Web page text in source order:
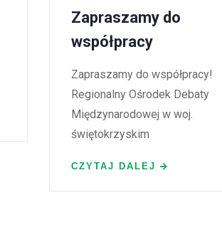
Zapraszamy do
współpracy
Zapraszamy do współpracy!
Regionalny Ośrodek Debaty
Międzynarodowej w woj.
świętokrzyskim
CZYTAJ DALEJ